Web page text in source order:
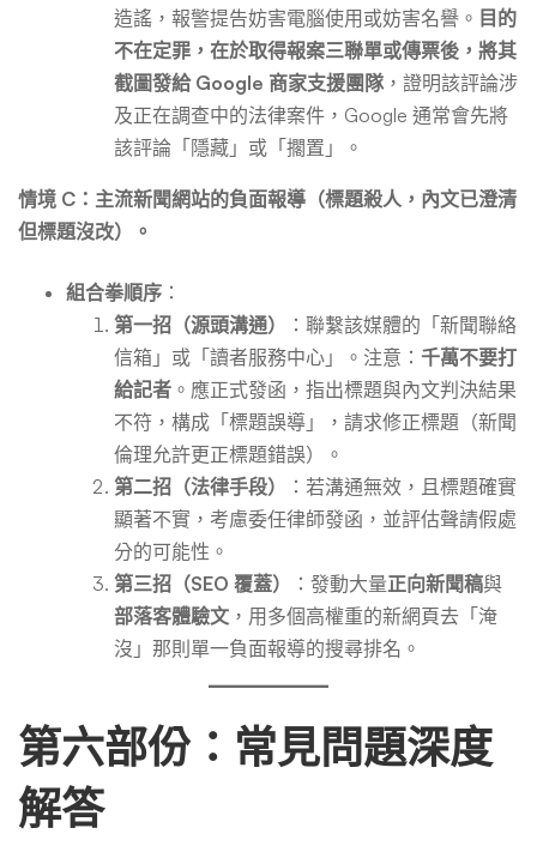
造謠，報警提告妨害電腦使用或妨害名譽。 目的
不在定罪，在於取得報案三聯單或傳票後，將其
截圖發給 Google 商家支援團隊，證明該評論涉
及正在調查中的法律案件，Google 通常會先將
該評論「隱藏」或「擱置」。
情境 C：主流新聞網站的負面報導（標題殺人，內文已澄清
但標題沒改）。
組合拳順序 ：
第一招（源頭溝通）
：聯繫該媒體的「新聞聯絡
信箱」或「讀者服務中心」。注意： 千萬不要打
給記者 。應正式發函，指出標題與內文判決結果
不符，構成「標題誤導」，請求修正標題（新聞
倫理允許更正標題錯誤）。
第二招（法律手段）
：若溝通無效，且標題確實
顯著不實，考慮委任律師發函，並評估聲請假處
分的可能性。
第三招（SEO 覆蓋）
：發動大量正向新聞稿與
部落客體驗文 ，用多個高權重的新網頁去「淹
沒」那則單一負面報導的搜尋排名。
第六部份：常見問題深度
解答